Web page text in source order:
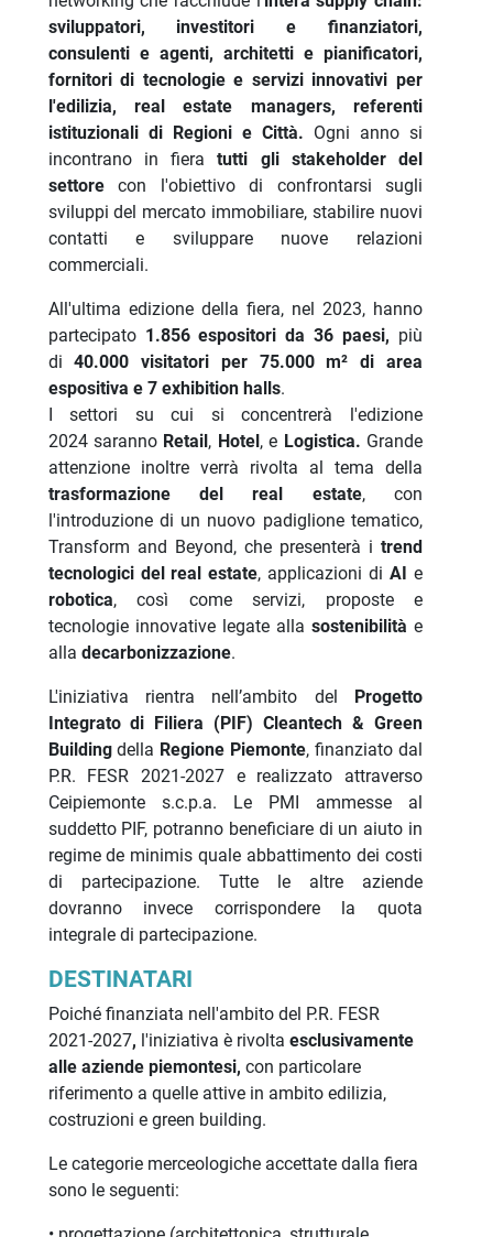
sviluppatori, investitori e finanziatori,
consulenti e agenti, architetti e pianificatori,
fornitori di tecnologie e servizi innovativi per
l'edilizia, real estate managers, referenti
istituzionali di Regioni e Città. Ogni anno si
incontrano in fiera tutti gli stakeholder del
settorecon l'obiettivo di confrontarsi sugli
sviluppi del mercato immobiliare, stabilire nuovi
contatti e sviluppare nuove relazioni
commerciali.
All'ultima edizione della fiera, nel 2023, hanno
partecipato 1.856 espositori da 36 paesi, più
di40.000 visitatori per 75.000 m² di area
espositiva e 7 exhibition halls.
I settori su cui si concentrerà l'edizione
2024 saranno Retail , Hotel , e Logistica. Grande
attenzione inoltre verrà rivolta al tema della
trasformazione del real estate, con
l'introduzione di un nuovo padiglione tematico,
Transform and Beyond, che presenterà i trend
tecnologici del real estate, applicazioni diAI e
robotica, così come servizi, proposte e
tecnologie innovative legate alla sostenibilità e
alla decarbonizzazione.
L'iniziativa rientra nell’ambito del
Progetto
Integrato di Filiera (PIF) Cleantech & Green
Buildingdella Regione Piemonte, finanziato dal
P.R. FESR 2021-2027 e realizzato attraverso
Ceipiemonte s.c.p.a.
Le PMI ammesse al
suddetto PIF, potranno beneficiare di un aiuto in
regime de minimis quale abbattimento dei costi
di partecipazione. Tutte le altre aziende
dovranno invece corrispondere la quota
integrale di partecipazione.
DESTINATARI
Poiché finanziata nell'ambito del P.R. FESR
2021-2027, l'iniziativa è rivolta esclusivamente
alleaziende piemontesi, con particolare
riferimento a quelle attive in ambito edilizia,
costruzioni e green building.
Le categorie merceologiche accettate dalla fiera
sono le seguenti: